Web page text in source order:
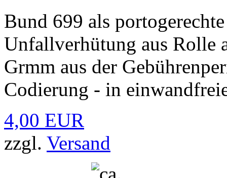
Bund 699 als
Unfallverhütung aus Rolle
Grmm aus der
Codierung - in
4,00 EUR
zzgl. Versand